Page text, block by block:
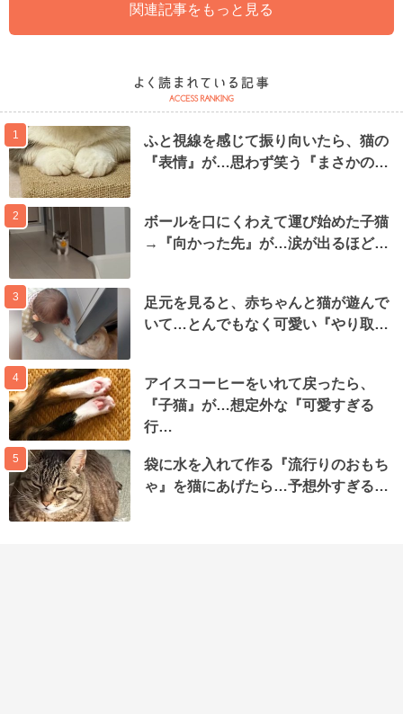
関連記事をもっと見る
1
ふと視線を感じて振り向いたら、猫の
『表情』が…思わず笑う『まさかの…
2
ボールを口にくわえて運び始めた子猫
→『向かった先』が…涙が出るほど…
3
足元を見ると、赤ちゃんと猫が遊んで
いて…とんでもなく可愛い『やり取…
4
アイスコーヒーをいれて戻ったら、
『子猫』が…想定外な『可愛すぎる
行…
5
袋に水を入れて作る『流行りのおもち
ゃ』を猫にあげたら…予想外すぎる…